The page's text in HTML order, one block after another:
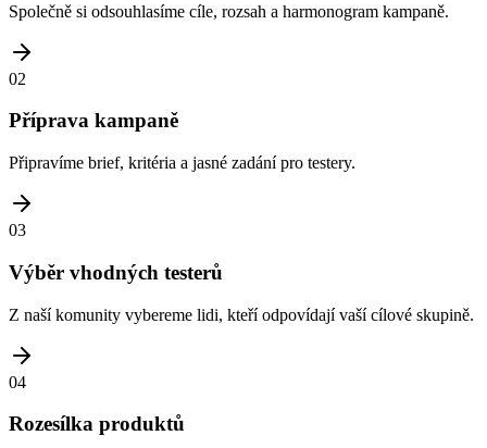
Společně si odsouhlasíme cíle, rozsah a harmonogram kampaně.
02
Příprava kampaně
Připravíme brief, kritéria a jasné zadání pro testery.
03
Výběr vhodných testerů
Z naší komunity vybereme lidi, kteří odpovídají vaší cílové skupině.
04
Rozesílka produktů